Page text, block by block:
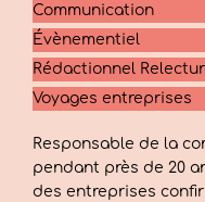
Communication
Évènementiel
Rédactionnel
Voyages entreprises
Responsable de la
pendant près de 20
des entreprises